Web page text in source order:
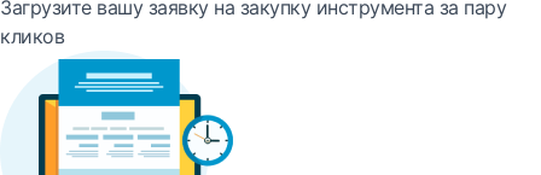
Загрузите вашу заявку на закупку инструмента за пару
кликов